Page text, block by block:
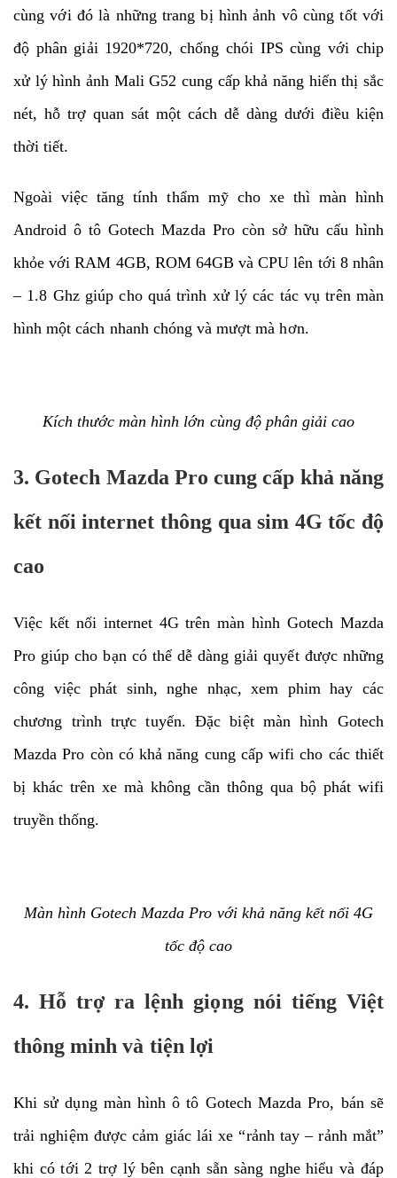
cùng với đó là những trang bị hình ảnh vô cùng tốt với
độ phân giải 1920*720, chống chói IPS cùng với chip
xử lý hình ảnh Mali G52 cung cấp khả năng hiển thị sắc
nét, hỗ trợ quan sát một cách dễ dàng dưới điều kiện
thời tiết.
Ngoài việc tăng tính thẩm mỹ cho xe thì màn hình
Android ô tô Gotech Mazda Pro còn sở hữu cấu hình
khỏe với RAM 4GB, ROM 64GB và CPU lên tới 8 nhân
– 1.8 Ghz giúp cho quá trình xử lý các tác vụ trên màn
hình một cách nhanh chóng và mượt mà hơn.
Kích thước màn hình lớn cùng độ phân giải cao
3. Gotech Mazda Pro cung cấp khả năng
kết nối internet thông qua sim 4G tốc độ
cao
Việc kết nối internet 4G trên màn hình Gotech Mazda
Pro giúp cho bạn có thể dễ dàng giải quyết được những
công việc phát sinh, nghe nhạc, xem phim hay các
chương trình trực tuyến. Đặc biệt màn hình Gotech
Mazda Pro còn có khả năng cung cấp wifi cho các thiết
bị khác trên xe mà không cần thông qua bộ phát wifi
truyền thống.
Màn hình Gotech Mazda Pro với khả năng kết nối 4G
tốc độ cao
4. Hỗ trợ ra lệnh giọng nói tiếng Việt
thông minh và tiện lợi
Khi sử dụng màn hình ô tô Gotech Mazda Pro, bán sẽ
trải nghiệm được cảm giác lái xe “rảnh tay – rảnh mắt”
khi có tới 2 trợ lý bên cạnh sẵn sàng nghe hiểu và đáp